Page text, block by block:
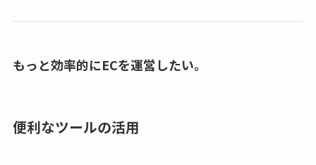
もっと効率的にECを運営したい。
便利なツールの活用